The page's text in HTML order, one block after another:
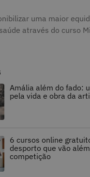
uma maior
através do curso
Amália além do fado:
pela vida e obra da
6 cursos online
desporto que vão
competição